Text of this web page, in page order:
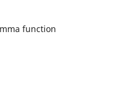
function